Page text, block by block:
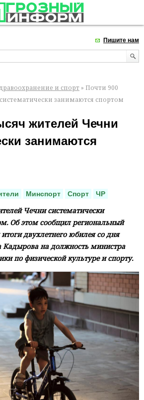
Пишите нам
и спорт » Почти 900
занимаются спортом
жителей Чечни
занимаются
Минспорт Спорт ЧР
Чечни систематически
Об этом сообщил региональный
двухлетнего юбилея со дня
Кадырова на должность министра
по физической культуре и спорту.